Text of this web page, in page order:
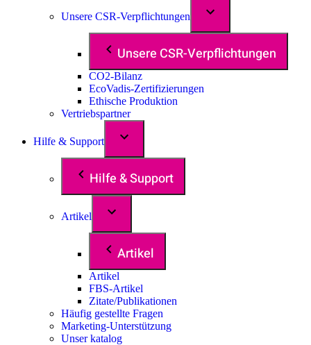
Unsere CSR-Verpflichtungen
Unsere CSR-Verpflichtungen
CO2-Bilanz
EcoVadis-Zertifizierungen
Ethische Produktion
Vertriebspartner
Hilfe & Support
Hilfe & Support
Artikel
Artikel
Artikel
FBS-Artikel
Zitate/Publikationen
Häufig gestellte Fragen
Marketing-Unterstützung
Unser katalog